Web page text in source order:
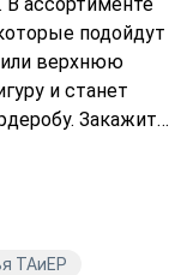
подойдут
или верхнюю
и станет
Закажите
TAиЕР